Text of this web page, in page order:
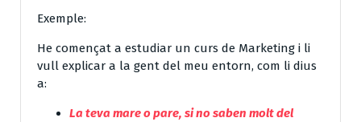
Exemple:
He començat a estudiar un curs de Marketing i li
vull explicar a la gent del meu entorn, com li dius
a:
La teva mare o pare, si no saben molt del